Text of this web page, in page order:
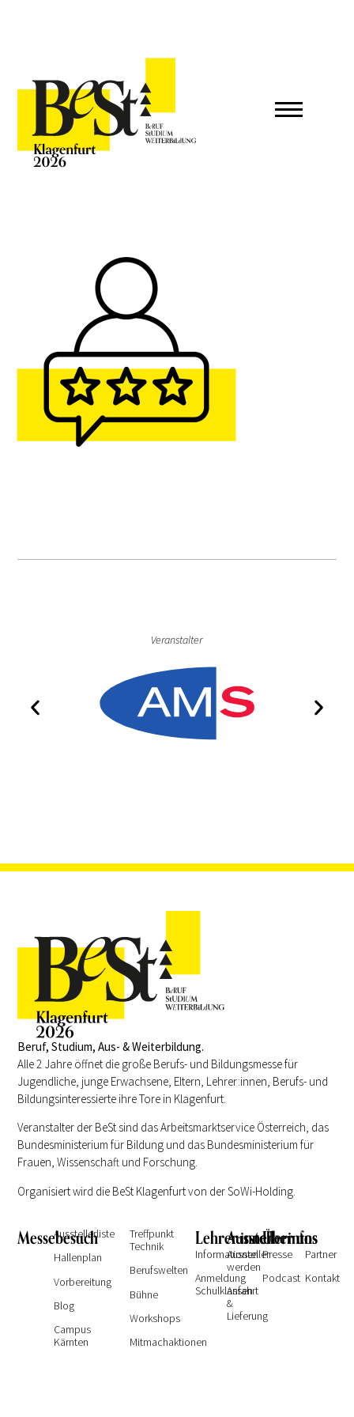
Veranstalter
Beruf, Studium, Aus- & Weiterbildung.
Alle 2 Jahre öffnet die große Berufs- und Bildungsmesse für
Jugendliche, junge Erwachsene, Eltern, Lehrer:innen, Berufs- und
Bildungsinteressierte ihre Tore in Klagenfurt.
Veranstalter der BeSt sind das Arbeitsmarktservice Österreich, das
Bundesministerium für Bildung und das Bundesministerium für
Frauen, Wissenschaft und Forschung.
Organisiert wird die BeSt Klagenfurt von der SoWi-Holding.
Messebesuch
Ausstellerliste
Hallenplan
Vorbereitung
Blog
Campus
Kärnten
Treffpunkt
Technik
Berufswelten
Bühne
Workshops
Mitmachaktionen
Lehrer:innen
Informationen
Anmeldung
Schulklassen
Ausstellerinfos
Aussteller
werden
Anfahrt
&
Lieferung
Über uns
Presse
Podcast
Partner
Kontakt